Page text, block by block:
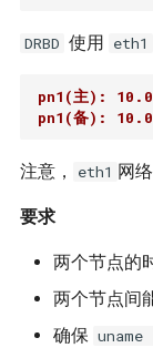
DRBD 使用 eth1
pn1(主):
pn1(备):
注意， eth1 网
要求
两个节点的
两个节点间
确保